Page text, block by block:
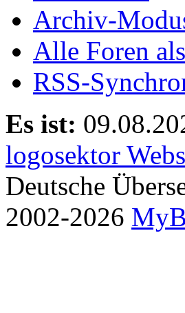
Archiv-
Alle Foren
RSS-
Es ist:
logosektor
Deutsche
2002-2026